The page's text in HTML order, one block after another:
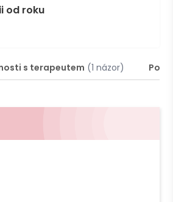
od roku
s terapeutem (1 názor)